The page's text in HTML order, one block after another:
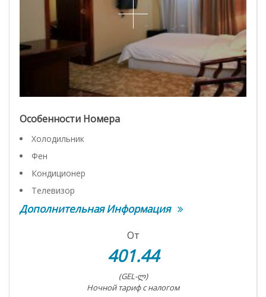
Особенности Номера
Холодильник
Фен
Кондиционер
Телевизор
Дополнительная Информация
От
401.44
(GEL-ლ)
Ночной тариф с налогом